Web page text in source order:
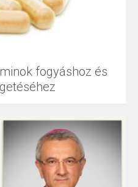
fogyáshoz és